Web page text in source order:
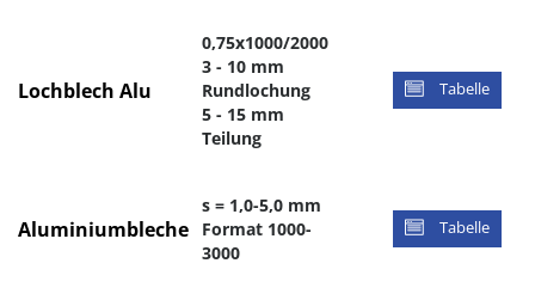
Lochblech Alu
0,75x1000/2000
3 - 10 mm
Rundlochung
5 - 15 mm
Teilung
Tabelle
Aluminiumbleche
s = 1,0-5,0 mm
Format 1000-
3000
Tabelle